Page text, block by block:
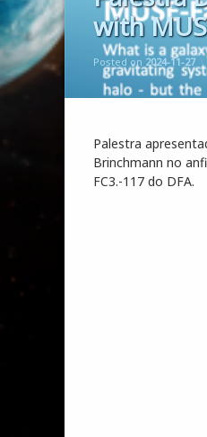
with
Posted on 2024-11-27
Palestra
Brinchmann no
FC3.-117 do DFA.